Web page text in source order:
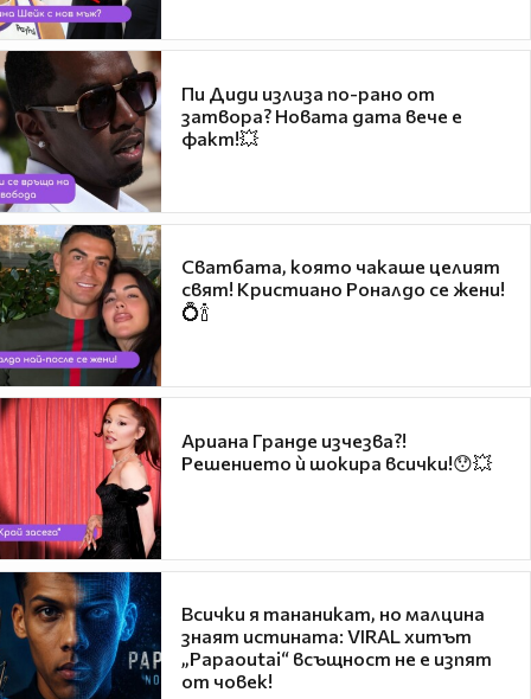
Пи Диди излиза по-рано от
затвора? Новата дата вече е
факт!💥
Сватбата, която чакаше целият
свят! Кристиано Роналдо се жени!
💍🍾
Ариана Гранде изчезва?!
Решението ѝ шокира всички!😯💥
Всички я тананикат, но малцина
знаят истината: VIRAL хитът
„Papaoutai“ всъщност не е изпят
от човек!